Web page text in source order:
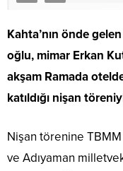
Kahta’nın önde
oğlu, mimar Erkan
akşam Ramada
katıldığı nişan
Nişan törenine
ve Adıyaman